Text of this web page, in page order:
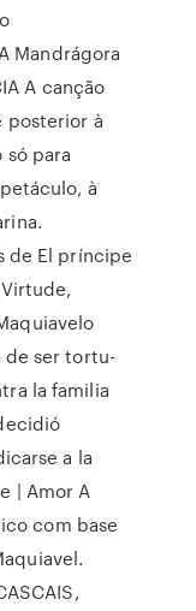
Mandrágora
A canção
posterior à
para
à
de El príncipe
de ser tortu-
la familia
a la
| Amor A
com base